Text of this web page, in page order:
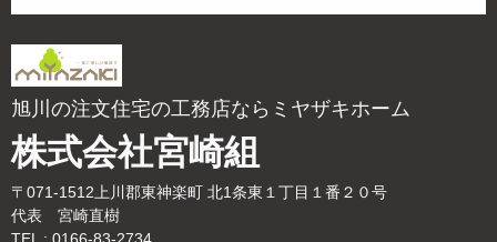
旭川の注文住宅の工務店ならミヤザキホーム
株式会社宮崎組
〒071-1512上川郡東神楽町 北1条東１丁目１番２０号
代表 宮崎直樹